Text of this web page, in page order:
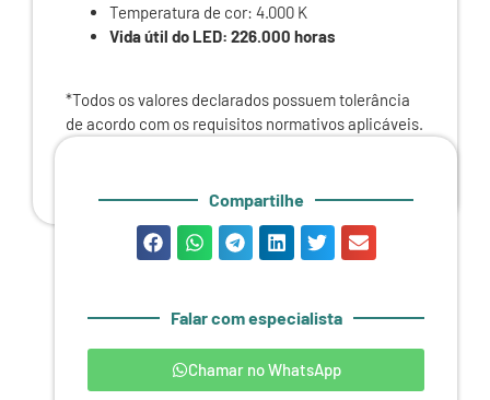
Temperatura de cor: 4.000 K
Vida útil do LED: 226.000 horas
*Todos os valores declarados possuem tolerância
de acordo com os requisitos normativos aplicáveis.
Compartilhe
Falar com especialista
Chamar no WhatsApp